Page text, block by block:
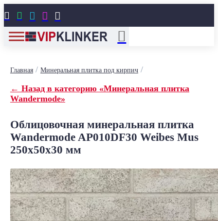
    
Главная/ Минеральная плитка под кирпич/
← Назад в категорию «Минеральная плитка
Wandermode»
Облицовочная минеральная плитка
Wandermode AP010DF30 Weibes Mus
250x50x30 мм